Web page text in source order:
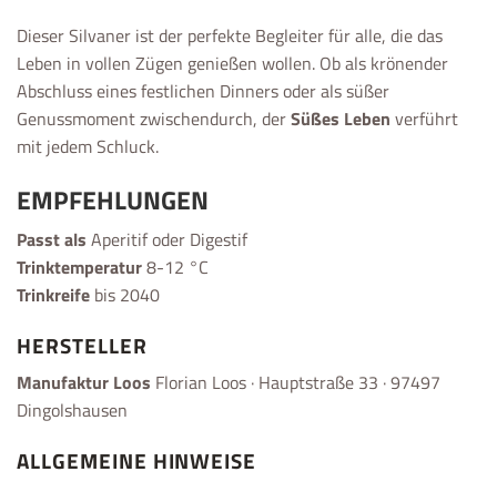
Dieser Silvaner ist der perfekte Begleiter für alle, die das
Leben in vollen Zügen genießen wollen. Ob als krönender
Abschluss eines festlichen Dinners oder als süßer
Genussmoment zwischendurch, derSüßes Leben verführt
mit jedem Schluck.
EMPFEHLUNGEN
Passt als Aperitif oder Digestif
Trinktemperatur8-12 °C
Trinkreife bis 2040
HERSTELLER
Manufaktur Loos Florian Loos · Hauptstraße 33 · 97497
Dingolshausen
ALLGEMEINE HINWEISE